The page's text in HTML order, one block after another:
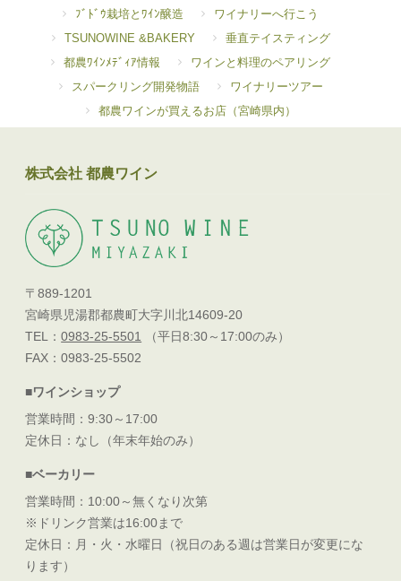
ﾌﾞﾄﾞｳ栽培とﾜｲﾝ醸造
ワイナリーへ行こう
TSUNOWINE &BAKERY
垂直テイスティング
都農ﾜｲﾝﾒﾃﾞｨｱ情報
ワインと料理のペアリング
スパークリング開発物語
ワイナリーツアー
都農ワインが買えるお店（宮崎県内）
株式会社 都農ワイン
〒889-1201
宮崎県児湯郡都農町大字川北14609-20
TEL：0983-25-5501
（平日8:30～17:00のみ）
FAX：0983-25-5502
■ワインショップ
営業時間：9:30～17:00
定休日：なし（年末年始のみ）
■ベーカリー
営業時間：10:00～無くなり次第
※ドリンク営業は16:00まで
定休日：月・火・水曜日（祝日のある週は営業日が変更にな
ります）